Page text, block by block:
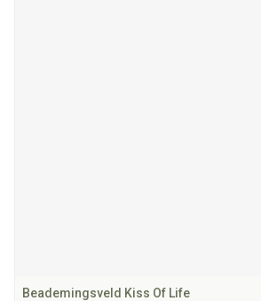
Beademingsveld Kiss Of Life